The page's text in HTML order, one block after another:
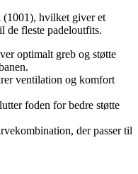
(1001), hvilket giver et
de fleste padeloutfits.
optimalt greb og støtte
ventilation og komfort
foden for bedre støtte
der passer til